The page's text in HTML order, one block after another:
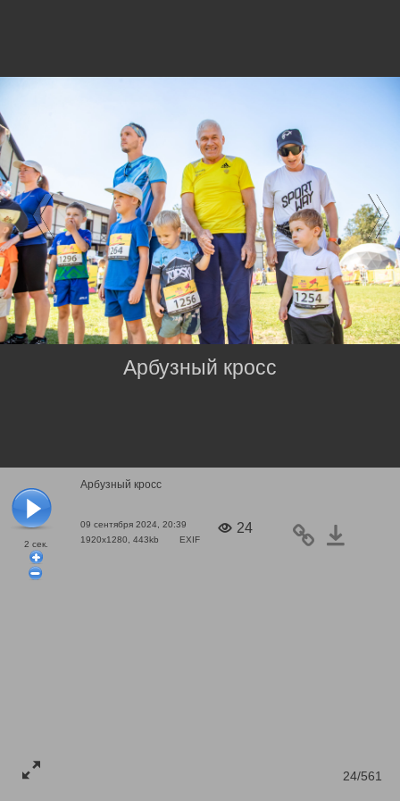
2 сек.
Арбузный кросс
09 сентября 2024, 20:39
1920x1280, 443kb
EXIF
24
24/561
Арбузный кросс